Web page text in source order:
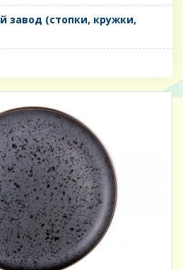
завод (стопки, кружки,